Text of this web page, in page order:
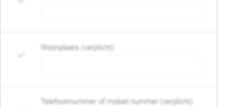
Woonplaats (verplicht)
Telefoonnummer of mobiel nummer (verplicht)